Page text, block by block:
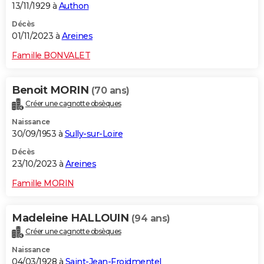
13/11/1929 à Authon
Décès
01/11/2023 à Areines
Famille BONVALET
Benoit MORIN (70 ans)
Créer une cagnotte obsèques
Naissance
30/09/1953 à Sully-sur-Loire
Décès
23/10/2023 à Areines
Famille MORIN
Madeleine HALLOUIN (94 ans)
Créer une cagnotte obsèques
Naissance
04/03/1928 à Saint-Jean-Froidmentel